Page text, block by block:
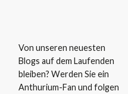
Von unseren neuesten
Blogs auf dem Laufenden
bleiben? Werden Sie ein
Anthurium-Fan und folgen